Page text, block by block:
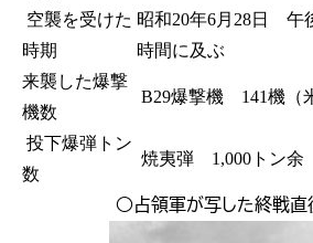
空襲を受けた
時期
昭和20年6月28日 午
時間に及ぶ
来襲した爆撃
機数
B29爆撃機 141機（
投下爆弾トン
数
焼夷弾 1,000トン余
○占領軍が写した終戦直